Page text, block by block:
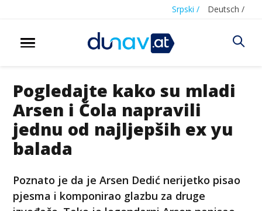
Srpski / Deutsch /
Pogledajte kako su mladi
Arsen i Čola napravili
jednu od najljepših ex yu
balada
Poznato je da je Arsen Dedić nerijetko pisao
pjesma i komponirao glazbu za druge